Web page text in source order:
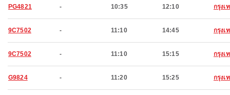
PG4821 - 10:35 12:10 กรุงเ
9C7502 - 11:10 14:45 กรุงเ
9C7502 - 11:10 15:15 กรุงเ
G9824 - 11:20 15:25 กรุงเ